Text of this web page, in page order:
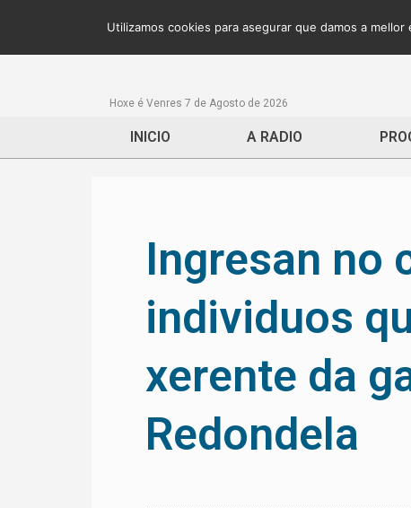
Hoxe é Venres 7 de Agosto de 2026
INICIO A RADIO
Ingresan no
individuos
xerente da
Redondela
Utilizamos cookies para asegurar que damos a